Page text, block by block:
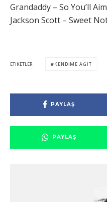
Grandaddy – So You’ll
Jackson Scott – Sweet
ETIKETLER KENDIME AĞIT
PAYLAŞ
PAYLAŞ